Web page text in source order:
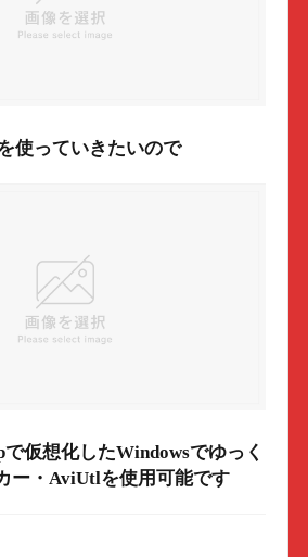
使っていきたいので
仮想化したWindowsでゆっく
ー・AviUtlを使用可能です